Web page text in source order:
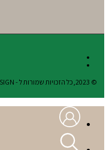
© 2023,כל הזכויות שמורות ל - TANGO DESIGN / קידום ובניית האתר RAVENMEDIA.CO.IL